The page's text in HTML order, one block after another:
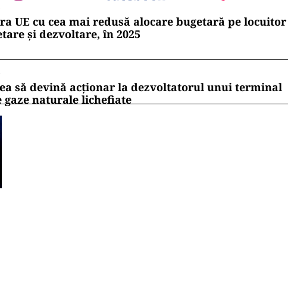
UE cu cea mai redusă alocare bugetară pe locuitor
și dezvoltare, în 2025
să devină acționar la dezvoltatorul unui terminal
gaze naturale lichefiate